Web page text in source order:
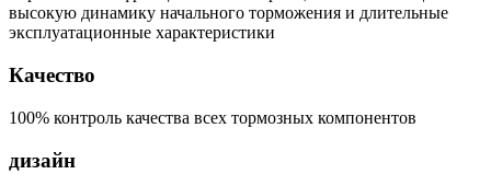
высокую динамику начального торможения и длительные
эксплуатационные характеристики
Качество
100% контроль качества всех тормозных компонентов
дизайн